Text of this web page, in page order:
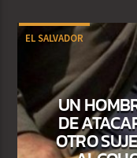
EL SALVADOR
UN
DE
OTRO